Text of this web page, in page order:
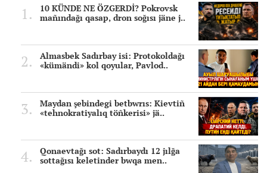
10 KÜNDE NE ÖZGERDİ? Pokrovsk
mañındağı qasap, dron soğısı jäne j..
Almasbek Sadırbay isi: Protokoldağı
«kümändi» kol qoyular, Pavlod..
Maydan şebindegi betbwrıs: Kievtiñ
«tehnokratiyalıq töñkerisi» jä..
Qonaevtağı sot: Sadırbaydı 12 jılğa
sottağısı keletinder bwqa men..